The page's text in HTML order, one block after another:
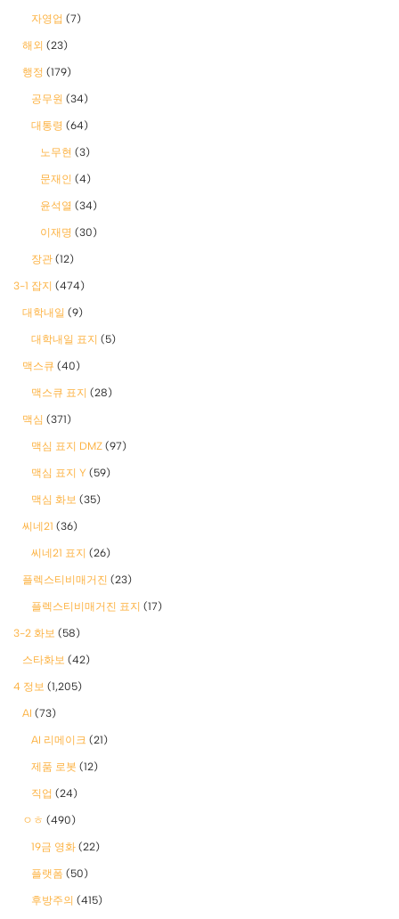
자영업 (7)
해외 (23)
행정 (179)
공무원 (34)
대통령 (64)
노무현 (3)
문재인 (4)
윤석열 (34)
이재명 (30)
장관 (12)
3-1 잡지 (474)
대학내일 (9)
대학내일 표지 (5)
맥스큐 (40)
맥스큐 표지 (28)
맥심 (371)
맥심 표지 DMZ (97)
맥심 표지 Y (59)
맥심 화보 (35)
씨네21 (36)
씨네21 표지 (26)
플렉스티비매거진 (23)
플렉스티비매거진 표지 (17)
3-2 화보 (58)
스타화보 (42)
4 정보 (1,205)
AI (73)
AI 리메이크 (21)
제품 로봇 (12)
직업 (24)
ㅇㅎ (490)
19금 영화 (22)
플랫폼 (50)
후방주의 (415)